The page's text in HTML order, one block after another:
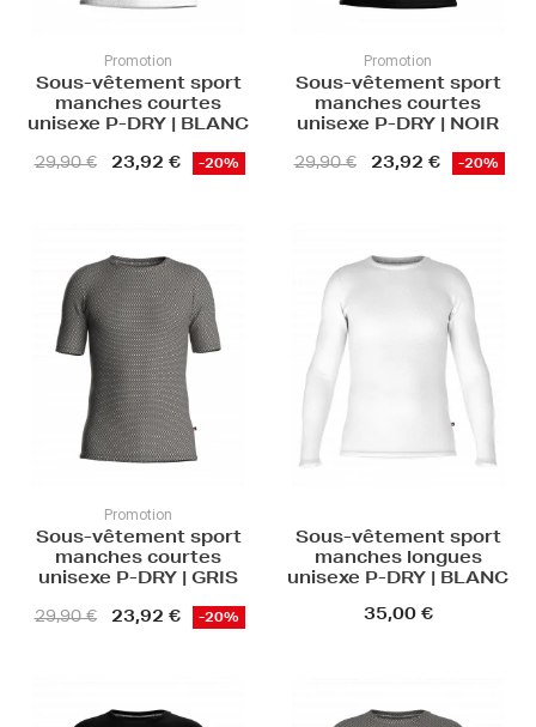
Promotion
Sous-vêtement sport
manches courtes
unisexe P-DRY | BLANC
29,90 € 23,92 € -20%
Promotion
Sous-vêtement sport
manches courtes
unisexe P-DRY | NOIR
29,90 € 23,92 € -20%
Promotion
Sous-vêtement sport
manches courtes
unisexe P-DRY | GRIS
29,90 € 23,92 € -20%
Sous-vêtement sport
manches longues
unisexe P-DRY | BLANC
35,00 €